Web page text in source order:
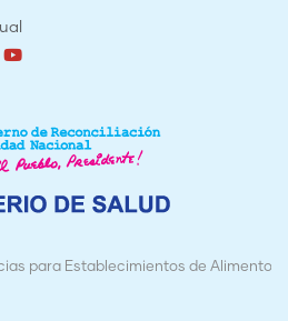
para Establecimientos de Alimentos